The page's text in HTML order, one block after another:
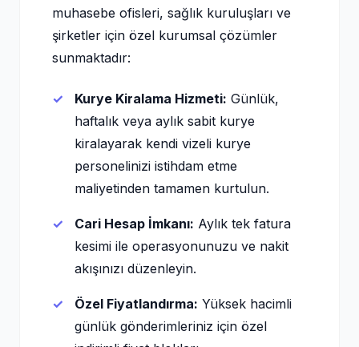
muhasebe ofisleri, sağlık kuruluşları ve
şirketler için özel kurumsal çözümler
sunmaktadır:
Kurye Kiralama Hizmeti: Günlük,
haftalık veya aylık sabit kurye
kiralayarak kendi vizeli kurye
personelinizi istihdam etme
maliyetinden tamamen kurtulun.
Cari Hesap İmkanı: Aylık tek fatura
kesimi ile operasyonunuzu ve nakit
akışınızı düzenleyin.
Özel Fiyatlandırma: Yüksek hacimli
günlük gönderimleriniz için özel